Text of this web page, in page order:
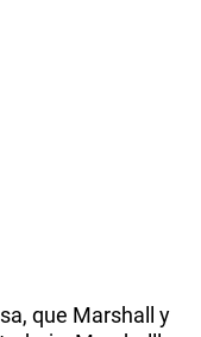
que Marshall y